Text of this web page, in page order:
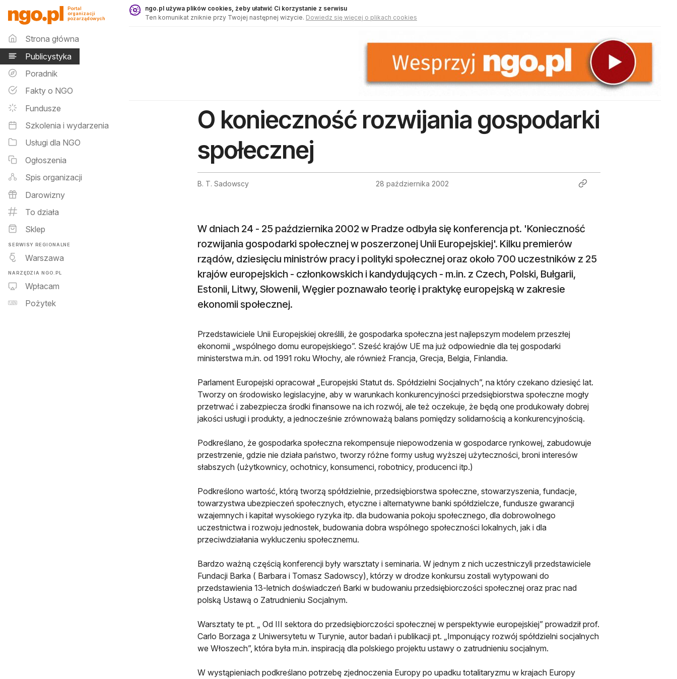
Publicystyka - ngo.pl
Portal
organizacji
pozarządowych
Menu główne
Strona główna
Publicystyka
Poradnik
Fakty o NGO
Fundusze
Szkolenia i wydarzenia
Usługi dla NGO
Ogłoszenia
Spis organizacji
Darowizny
To działa
Sklep
SERWISY REGIONALNE
Warszawa
NARZĘDZIA NGO.PL
Wpłacam
Pożytek
ngo.pl używa plików cookies, żeby ułatwić Ci korzystanie z serwisu
Ten komunikat zniknie przy Twojej następnej wizycie. Dowiedz się więcej o plikach cookies
O konieczność rozwijania gospodarki
społecznej
B. T. Sadowscy 28 października 2002
W dniach 24 - 25 października 2002 w Pradze odbyła się konferencja pt. 'Konieczność
rozwijania gospodarki społecznej w poszerzonej Unii Europejskiej'. Kilku premierów
rządów, dziesięciu ministrów pracy i polityki społecznej oraz około 700 uczestników z 25
krajów europejskich - członkowskich i kandydujących - m.in. z Czech, Polski, Bułgarii,
Estonii, Litwy, Słowenii, Węgier poznawało teorię i praktykę europejską w zakresie
ekonomii społecznej.
Przedstawiciele Unii Europejskiej określili, że gospodarka społeczna jest najlepszym modelem przeszłej
ekonomii „wspólnego domu europejskiego”. Sześć krajów UE ma już odpowiednie dla tej gospodarki
ministerstwa m.in. od 1991 roku Włochy, ale również Francja, Grecja, Belgia, Finlandia.
Parlament Europejski opracował „Europejski Statut ds. Spółdzielni Socjalnych”, na który czekano dziesięć lat.
Tworzy on środowisko legislacyjne, aby w warunkach konkurencyjności przedsiębiorstwa społeczne mogły
przetrwać i zabezpiecza środki finansowe na ich rozwój, ale też oczekuje, że będą one produkowały dobrej
jakości usługi i produkty, a jednocześnie zrównoważą balans pomiędzy solidarnością a konkurencyjnością.
Podkreślano, że gospodarka społeczna rekompensuje niepowodzenia w gospodarce rynkowej, zabudowuje
przestrzenie, gdzie nie działa państwo, tworzy różne formy usług wyższej użyteczności, broni interesów
słabszych (użytkownicy, ochotnicy, konsumenci, robotnicy, producenci itp.)
Podkreślono wartość, którą tworzą spółdzielnie, przedsiębiorstwa społeczne, stowarzyszenia, fundacje,
towarzystwa ubezpieczeń społecznych, etyczne i alternatywne banki spółdzielcze, fundusze gwarancji
wzajemnych i kapitał wysokiego ryzyka itp. dla budowania pokoju społecznego, dla dobrowolnego
uczestnictwa i rozwoju jednostek, budowania dobra wspólnego społeczności lokalnych, jak i dla
przeciwdziałania wykluczeniu społecznemu.
Bardzo ważną częścią konferencji były warsztaty i seminaria. W jednym z nich uczestniczyli przedstawiciele
Fundacji Barka ( Barbara i Tomasz Sadowscy), którzy w drodze konkursu zostali wytypowani do
przedstawienia 13-letnich doświadczeń Barki w budowaniu przedsiębiorczości społecznej oraz prac nad
polską Ustawą o Zatrudnieniu Socjalnym.
Warsztaty te pt. „ Od III sektora do przedsiębiorczości społecznej w perspektywie europejskiej” prowadził prof.
Carlo Borzaga z Uniwersytetu w Turynie, autor badań i publikacji pt. „Imponujący rozwój spółdzielni socjalnych
we Włoszech”, która była m.in. inspiracją dla polskiego projektu ustawy o zatrudnieniu socjalnym.
W wystąpieniach podkreślano potrzebę zjednoczenia Europy po upadku totalitaryzmu w krajach Europy